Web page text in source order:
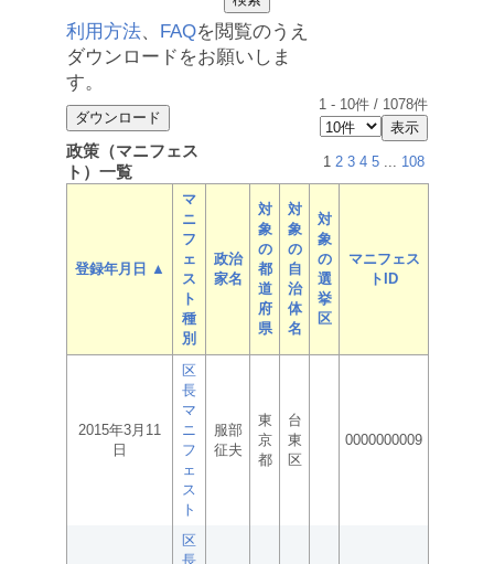
利用方法、 FAQを閲覧のうえ
ダウンロードをお願いしま
す。
1 - 10件 / 1078件
政策（マニフェス
ト）一覧
1 2 3 4 5 ... 108
登録年月日 ▲
マ
ニ
フ
ェ
ス
ト
種
別
政治
家名
対
象
の
都
道
府
県
対
象
の
自
治
体
名
対
象
の
選
挙
区
マニフェス
トID
2015年3月11
日
区
長
マ
ニ
フ
ェ
ス
ト
服部
征夫
東
京
都
台
東
区
0000000009
区
長